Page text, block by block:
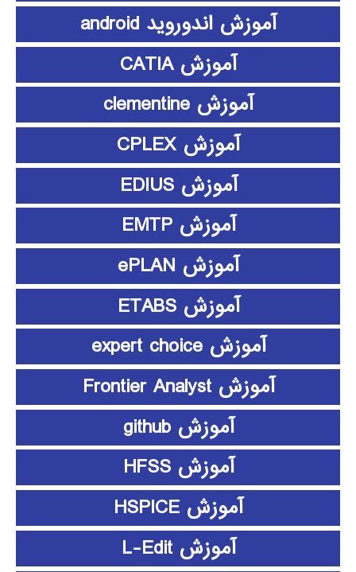
آموزش اندوروید android
آموزش CATIA
آموزش clementine
آموزش CPLEX
آموزش EDIUS
آموزش EMTP
آموزش ePLAN
آموزش ETABS
آموزش expert choice
آموزش Frontier Analyst
آموزش github
آموزش HFSS
آموزش HSPICE
آموزش L-Edit